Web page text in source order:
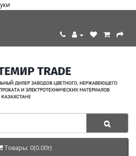
Товары: 0(0.00т)